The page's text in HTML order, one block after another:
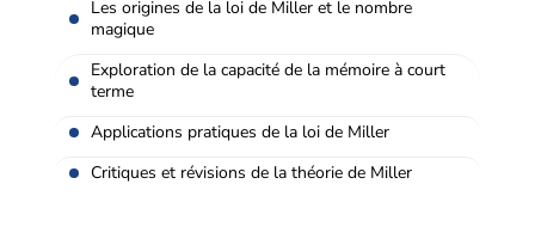
Les origines de la loi de Miller et le nombre
magique
Exploration de la capacité de la mémoire à court
terme
Applications pratiques de la loi de Miller
Critiques et révisions de la théorie de Miller